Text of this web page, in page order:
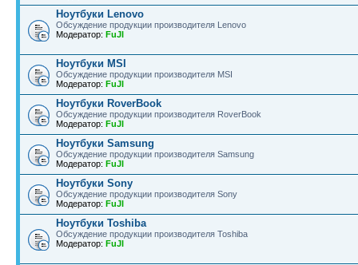
Ноутбуки Lenovo
Обсуждение продукции производителя Lenovo
Модератор: FuJI
Ноутбуки MSI
Обсуждение продукции производителя MSI
Модератор: FuJI
Ноутбуки RoverBook
Обсуждение продукции производителя RoverBook
Модератор: FuJI
Ноутбуки Samsung
Обсуждение продукции производителя Samsung
Модератор: FuJI
Ноутбуки Sony
Обсуждение продукции производителя Sony
Модератор: FuJI
Ноутбуки Toshiba
Обсуждение продукции производителя Toshiba
Модератор: FuJI